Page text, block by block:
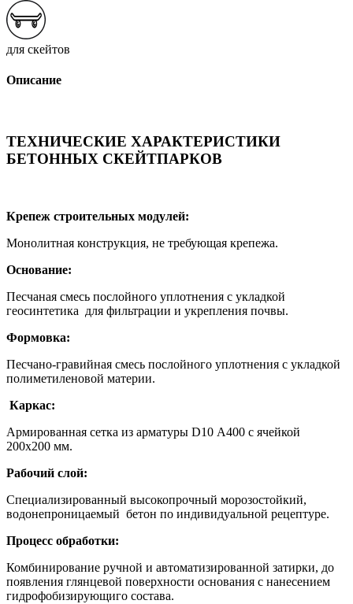
для скейтов
Описание
ТЕХНИЧЕСКИЕ ХАРАКТЕРИСТИКИ
БЕТОННЫХ СКЕЙТПАРКОВ
Крепеж строительных модулей:
Монолитная конструкция, не требующая крепежа.
Основание:
Песчаная смесь послойного уплотнения с укладкой
геосинтетика для фильтрации и укрепления почвы.
Формовка:
Песчано-гравийная смесь послойного уплотнения с укладкой
полиметиленовой материи.
Каркас:
Армированная сетка из арматуры D10 А400 с ячейкой
200х200 мм.
Рабочий слой:
Специализированный высокопрочный морозостойкий,
водонепроницаемый бетон по индивидуальной рецептуре.
Процесс обработки:
Комбинирование ручной и автоматизированной затирки, до
появления глянцевой поверхности основания с нанесением
гидрофобизирующиго состава.